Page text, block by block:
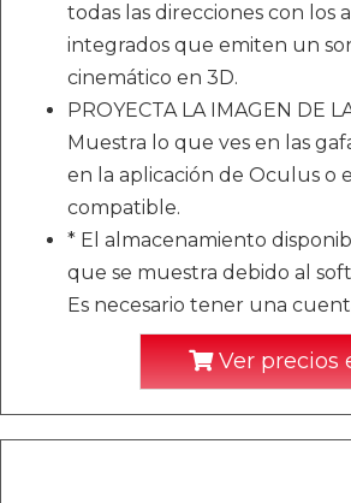
todas las direcciones con los
integrados que emiten un
cinemático en 3D.
PROYECTA LA IMAGEN DE
Muestra lo que ves en las
en la aplicación de Oculus o
compatible.
* El almacenamiento
que se muestra debido al
Es necesario tener una
Ver precios